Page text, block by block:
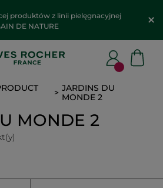
produktów z linii pielęgnacyjnej
DE NATURE
JARDINS DU
MONDE 2
MONDE 2